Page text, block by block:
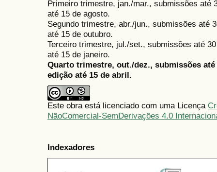
Primeiro trimestre, jan./mar., submissões até
até 15 de agosto.
Segundo trimestre, abr./jun., submissões até
até 15 de outubro.
Terceiro trimestre, jul./set., submissões até
até 15 de janeiro.
Quarto trimestre, out./dez., submissões
edição até 15 de abril.
Este obra está licenciado com uma Licença
NãoComercial-SemDerivações 4.0
Indexadores